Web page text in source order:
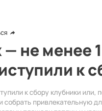
— не менее
к
к сбору клубники или,
собрать привлекательную